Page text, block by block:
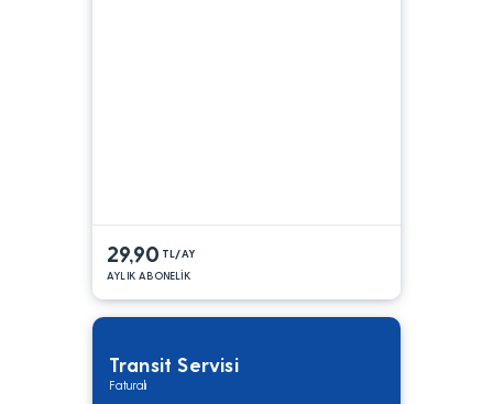
29,90 TL/AY
AYLIK ABONELİK
Transit Servisi
Faturalı